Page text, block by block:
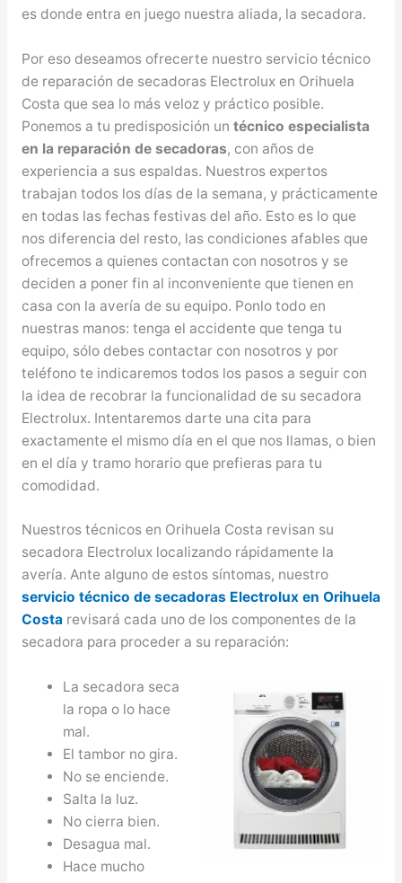
es donde entra en juego nuestra aliada, la secadora.
Por eso deseamos ofrecerte nuestro servicio técnico
de reparación de secadoras Electrolux en Orihuela
Costa que sea lo más veloz y práctico posible.
Ponemos a tu predisposición un técnico especialista
en la reparación de secadoras, con años de
experiencia a sus espaldas. Nuestros expertos
trabajan todos los días de la semana, y prácticamente
en todas las fechas festivas del año. Esto es lo que
nos diferencia del resto, las condiciones afables que
ofrecemos a quienes contactan con nosotros y se
deciden a poner fin al inconveniente que tienen en
casa con la avería de su equipo. Ponlo todo en
nuestras manos: tenga el accidente que tenga tu
equipo, sólo debes contactar con nosotros y por
teléfono te indicaremos todos los pasos a seguir con
la idea de recobrar la funcionalidad de su secadora
Electrolux. Intentaremos darte una cita para
exactamente el mismo día en el que nos llamas, o bien
en el día y tramo horario que prefieras para tu
comodidad.
Nuestros técnicos en Orihuela Costa revisan su
secadora Electrolux localizando rápidamente la
avería. Ante alguno de estos síntomas, nuestro
servicio técnico de secadoras Electrolux en Orihuela
Costarevisará cada uno de los componentes de la
secadora para proceder a su reparación:
La secadora seca
la ropa o lo hace
mal.
El tambor no gira.
No se enciende.
Salta la luz.
No cierra bien.
Desagua mal.
Hace mucho